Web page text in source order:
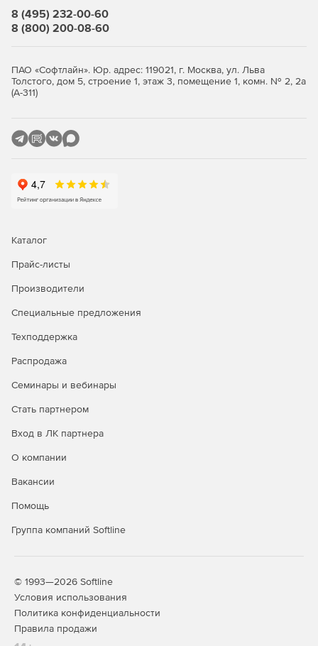
8 (495) 232-00-60
8 (800) 200-08-60
ПАО «Софтлайн». Юр. адрес: 119021, г. Москва, ул. Льва
Толстого, дом 5, строение 1, этаж 3, помещение 1, комн. № 2, 2а
(А-311)
Каталог
Прайс-листы
Производители
Специальные предложения
Техподдержка
Распродажа
Семинары и вебинары
Стать партнером
Вход в ЛК партнера
О компании
Вакансии
Помощь
Группа компаний Softline
© 1993—2026 Softline
Условия использования
Политика конфиденциальности
Правила продажи